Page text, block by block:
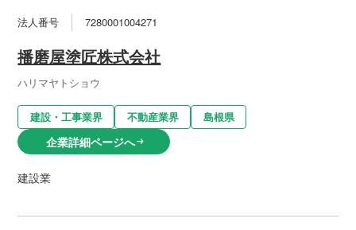
法人番号 7280001004271
播磨屋塗匠株式会社
ハリマヤトショウ
建設・工事業界 不動産業界 島根県
企業詳細ページへarrow_right_alt
建設業